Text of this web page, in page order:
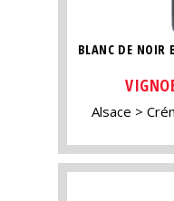
BLANC DE NOIR
Alsace